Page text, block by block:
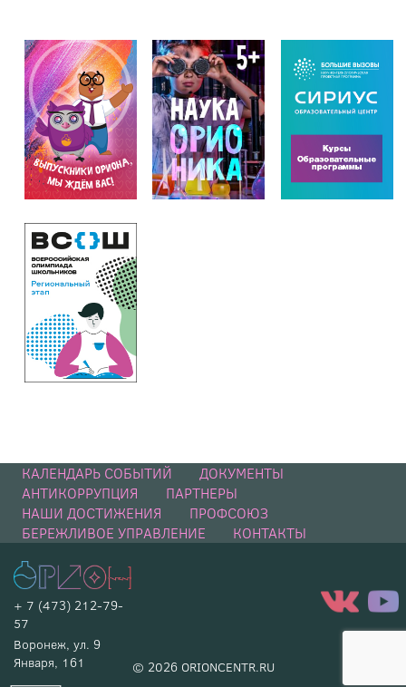
КАЛЕНДАРЬ СОБЫТИЙ
ДОКУМЕНТЫ
АНТИКОРРУПЦИЯ
ПАРТНЕРЫ
НАШИ ДОСТИЖЕНИЯ
ПРОФСОЮЗ
БЕРЕЖЛИВОЕ УПРАВЛЕНИЕ
КОНТАКТЫ
+ 7 (473) 212-79-
57
Воронеж, ул. 9
Января, 161
© 2026 ORIONCENTR.RU